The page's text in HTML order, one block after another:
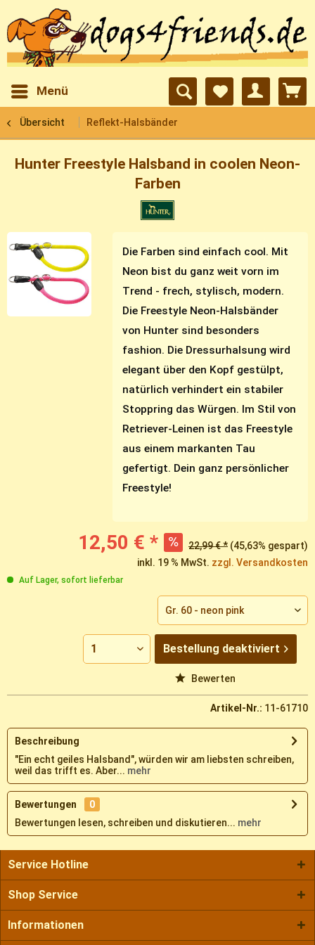
Menü
Übersicht Reflekt-Halsbänder
Hunter Freestyle Halsband in coolen Neon-
Farben
Die Farben sind einfach cool. Mit
Neon bist du ganz weit vorn im
Trend - frech, stylisch, modern.
Die Freestyle Neon-Halsbänder
von Hunter sind besonders
fashion. Die Dressurhalsung wird
elegant über den Kopf gestülpt,
natürlich verhindert ein stabiler
Stoppring das Würgen. Im Stil von
Retriever-Leinen ist das Freestyle
aus einem markanten Tau
gefertigt. Dein ganz persönlicher
Freestyle!
12,50 € * 22,99 € * (45,63% gespart)
inkl. 19 % MwSt. zzgl. Versandkosten
Auf Lager, sofort lieferbar
Bestellung deaktiviert
Bewerten
Artikel-Nr.: 11-61710
Beschreibung
"Ein echt geiles Halsband", würden wir am liebsten schreiben,
weil das trifft es. Aber... mehr
Bewertungen
0
Bewertungen lesen, schreiben und diskutieren... mehr
Service Hotline
Shop Service
Informationen